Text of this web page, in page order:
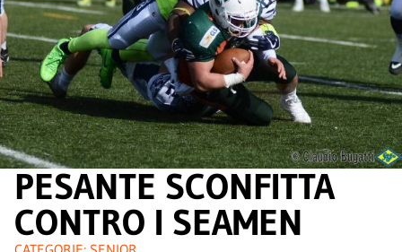
PESANTE SCONFITTA
CONTRO I SEAMEN